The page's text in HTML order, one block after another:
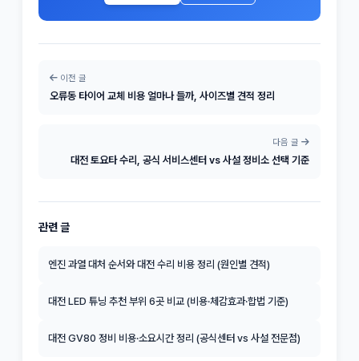
이전 글
오류동 타이어 교체 비용 얼마나 들까, 사이즈별 견적 정리
다음 글
대전 토요타 수리, 공식 서비스센터 vs 사설 정비소 선택 기준
관련 글
엔진 과열 대처 순서와 대전 수리 비용 정리 (원인별 견적)
대전 LED 튜닝 추천 부위 6곳 비교 (비용·체감효과·합법 기준)
대전 GV80 정비 비용·소요시간 정리 (공식센터 vs 사설 전문점)